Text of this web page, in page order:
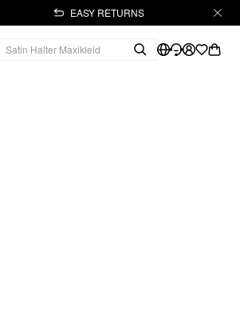
EASY RETURNS